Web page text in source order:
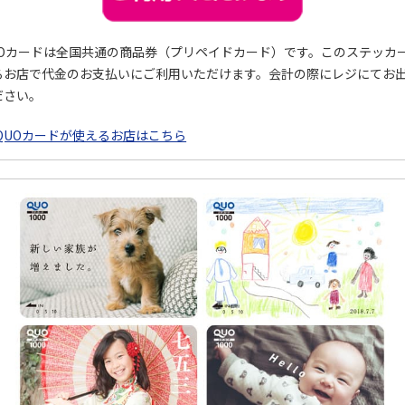
カードは全国共通の商品券（プリペイドカード）です。このステッカ
お店で代金のお支払いにご利用いただけます。会計の際にレジにてお
い。
カードが使えるお店はこちら